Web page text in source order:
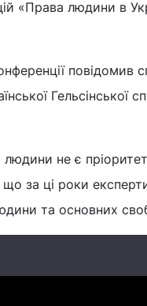
«Права людини в
повідомив
Гельсінської
не є
за ці роки
та основних